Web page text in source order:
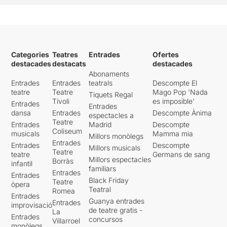
Categories
destacades
Entrades
teatre
Entrades
dansa
Entrades
musicals
Entrades
teatre
infantil
Entrades
òpera
Entrades
improvisació
Entrades
Teatres
destacats
Entrades
Teatre
Tívoli
Entrades
Teatre
Coliseum
Entrades
Teatre
Borràs
Entrades
Teatre
Romea
Entrades
La
Villarroel
Entrades
Abonaments
teatrals
Tiquets Regal
Entrades
espectacles a
Madrid
Millors monòlegs
Millors musicals
Millors espectacles
familiars
Black Friday
Teatral
Guanya entrades
de teatre gratis -
concursos
Ofertes
destacades
Descompte El
Mago Pop 'Nada
es imposible'
Descompte Ànima
Descompte
Mamma mia
Descompte
Germans de sang